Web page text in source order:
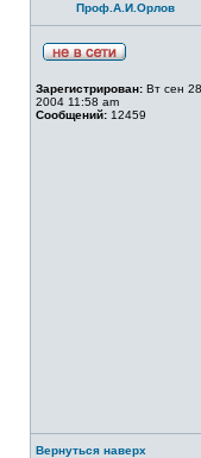
Проф.А.И.Орлов
Зарегистрирован: Вт сен 28,
2004 11:58 am
Сообщений: 12459
Вернуться наверх